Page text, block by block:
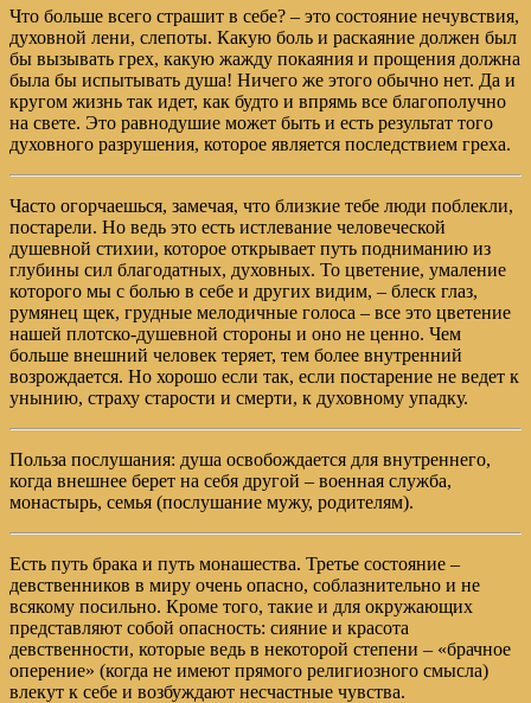
Что больше всего страшит в себе? – это состояние нечувствия,
духовной лени, слепоты. Какую боль и раскаяние должен был
бы вызывать грех, какую жажду покаяния и прощения должна
была бы испытывать душа! Ничего же этого обычно нет. Да и
кругом жизнь так идет, как будто и впрямь все благополучно
на свете. Это равнодушие может быть и есть результат того
духовного разрушения, которое является последствием греха.
Часто огорчаешься, замечая, что близкие тебе люди поблекли,
постарели. Но ведь это есть истлевание человеческой
душевной стихии, которое открывает путь подниманию из
глубины сил благодатных, духовных. То цветение, умаление
которого мы с болью в себе и других видим, – блеск глаз,
румянец щек, грудные мелодичные голоса – все это цветение
нашей плотско-душевной стороны и оно не ценно. Чем
больше внешний человек теряет, тем более внутренний
возрождается. Но хорошо если так, если постарение не ведет к
унынию, страху старости и смерти, к духовному упадку.
Польза послушания: душа освобождается для внутреннего,
когда внешнее берет на себя другой – военная служба,
монастырь, семья (послушание мужу, родителям).
Есть путь брака и путь монашества. Третье состояние –
девственников в миру очень опасно, соблазнительно и не
всякому посильно. Кроме того, такие и для окружающих
представляют собой опасность: сияние и красота
девственности, которые ведь в некоторой степени – «брачное
оперение» (когда не имеют прямого религиозного смысла)
влекут к себе и возбуждают несчастные чувства.